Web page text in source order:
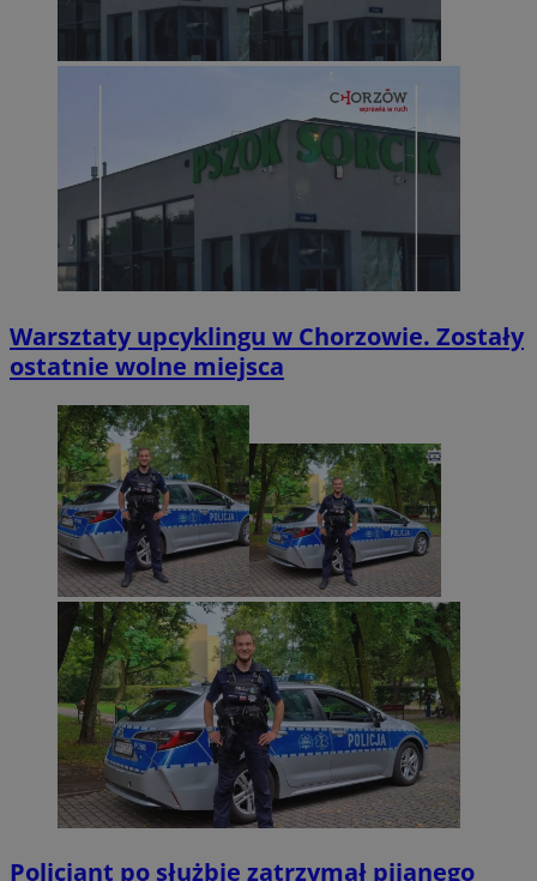
Warsztaty upcyklingu w Chorzowie. Zostały
ostatnie wolne miejsca
Policjant po służbie zatrzymał pijanego